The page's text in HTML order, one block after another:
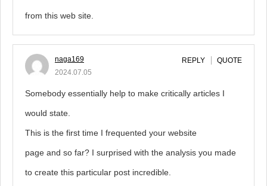
from this web site.
naga169
2024.07.05
REPLY QUOTE
Somebody essentially help to make critically articles I
would state.
This is the first time I frequented your website
page and so far? I surprised with the analysis you made
to create this particular post incredible.